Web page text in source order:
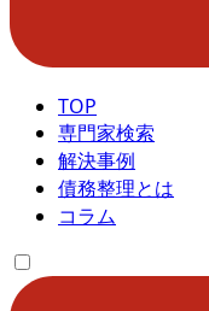
TOP
専門家検索
解決事例
債務整理とは
コラム